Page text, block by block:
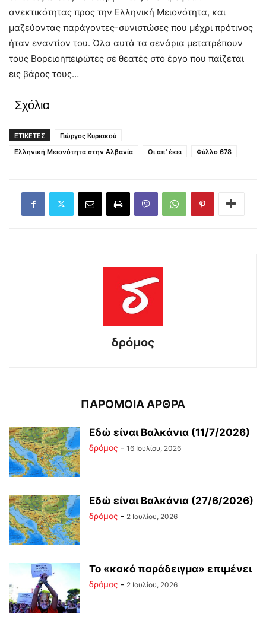
ανεκτικότητας προς την Ελληνική Μειονότητα, και
μαζεύοντας παράγοντες-συνιστώσες που μέχρι πρότινος
ήταν εναντίον του. Όλα αυτά τα σενάρια μετατρέπουν
τους Βορειοηπειρώτες σε θεατές στο έργο που παίζεται
εις βάρος τους…
Σχόλια
ΕΤΙΚΕΤΕΣ
Γιώργος Κυριακού
Ελληνική Μειονότητα στην Αλβανία
Οι απ' έκει Φύλλο 678
δρόμος
ΠΑΡΟΜΟΙΑ ΑΡΘΡΑ
Εδώ είναι Βαλκάνια (11/7/2026)
δρόμος - 16 Ιουλίου, 2026
Εδώ είναι Βαλκάνια (27/6/2026)
δρόμος - 2 Ιουλίου, 2026
Το «κακό παράδειγμα» επιμένει
δρόμος - 2 Ιουλίου, 2026